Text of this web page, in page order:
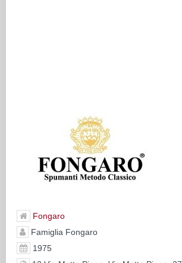
Fongaro
Famiglia Fongaro
1975